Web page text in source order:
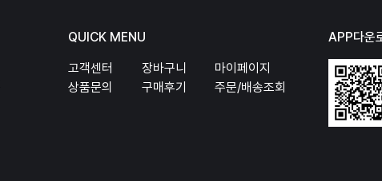
QUICK MENU
고객센터 장바구니
마이페이지
상품문의
구매후기 주문/배송조회
APP다운